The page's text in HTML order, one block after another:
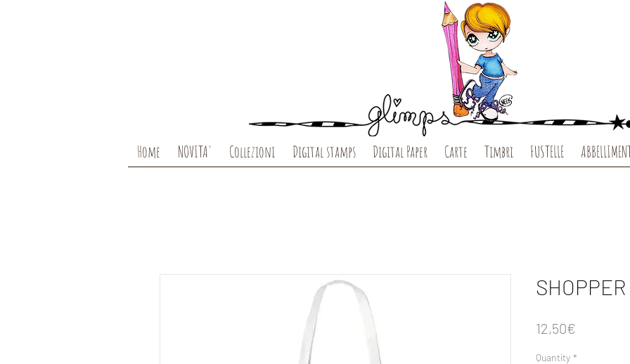
Home NOVITA' Collezioni Digital stamps Digital Paper Carte Timbri FUSTELLE
12,50€
Quantity *